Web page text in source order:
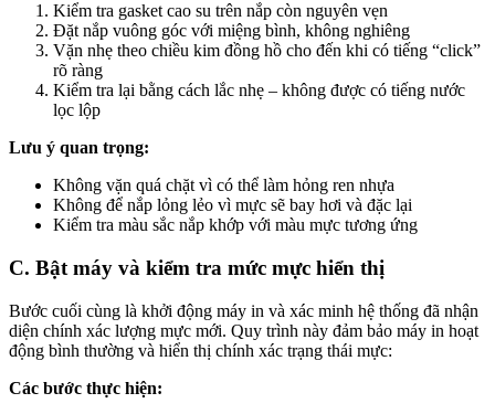
Kiểm tra gasket cao su trên nắp còn nguyên vẹn
Đặt nắp vuông góc với miệng bình, không nghiêng
Vặn nhẹ theo chiều kim đồng hồ cho đến khi có tiếng “click”
rõ ràng
Kiểm tra lại bằng cách lắc nhẹ – không được có tiếng nước
lọc lộp
Lưu ý quan trọng:
Không vặn quá chặt vì có thể làm hỏng ren nhựa
Không để nắp lỏng lẻo vì mực sẽ bay hơi và đặc lại
Kiểm tra màu sắc nắp khớp với màu mực tương ứng
C. Bật máy và kiểm tra mức mực hiển thị
Bước cuối cùng là khởi động máy in và xác minh hệ thống đã nhận
diện chính xác lượng mực mới. Quy trình này đảm bảo máy in hoạt
động bình thường và hiển thị chính xác trạng thái mực:
Các bước thực hiện: